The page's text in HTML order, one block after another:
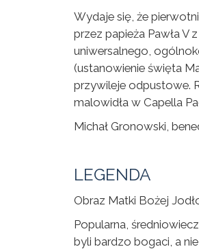
Wydaje się, że
przez papieża Pawła V
uniwersalnego,
(ustanowienie święta
przywileje odpustowe.
malowidła w Capella
Michał Gronowski,
LEGENDA
Obraz Matki Bożej
Popularna,
byli bardzo bogaci, a